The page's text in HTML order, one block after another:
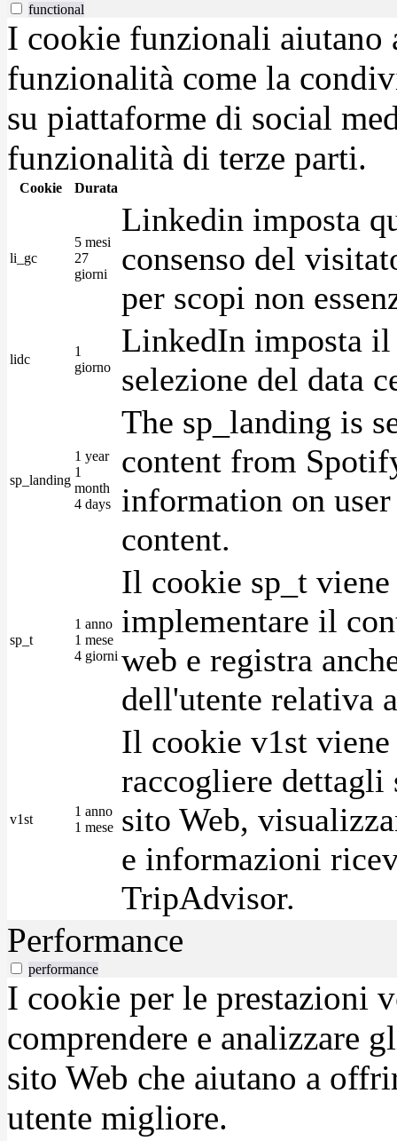
functional
I cookie funzionali aiutano
funzionalità come la
su piattaforme di social
funzionalità di terze parti.
Cookie Durata
li_gc
5 mesi
27
giorni
Linkedin imposta
consenso del
per scopi non
lidc
1
giorno
LinkedIn imposta
selezione del data
sp_landing
1 year
1
month
4 days
The sp_landing is
content from
information on
content.
sp_t
1 anno
1 mese
4 giorni
Il cookie sp_t
implementare il
web e registra
dell'utente relativa
v1st
1 anno
1 mese
Il cookie v1st
raccogliere
sito Web,
e informazioni
TripAdvisor.
Performance
performance
I cookie per le prestazioni
comprendere e analizzare
sito Web che aiutano a
utente migliore.